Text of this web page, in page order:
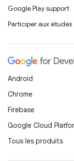
Google Play support
Participer aux
Android
Chrome
Firebase
Google Cloud
Tous les produits